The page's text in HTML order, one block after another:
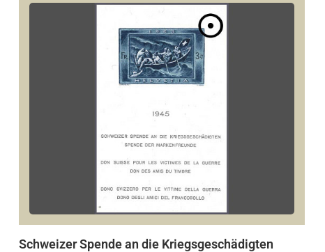
Schweizer Spende an die Kriegsgeschädigten